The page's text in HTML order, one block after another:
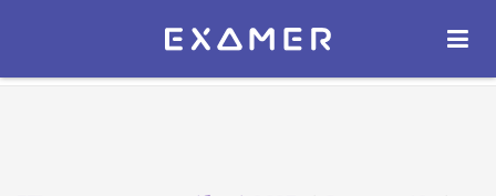
Экзамер — ЕГЭ 2027
ОТКРЫТЬ